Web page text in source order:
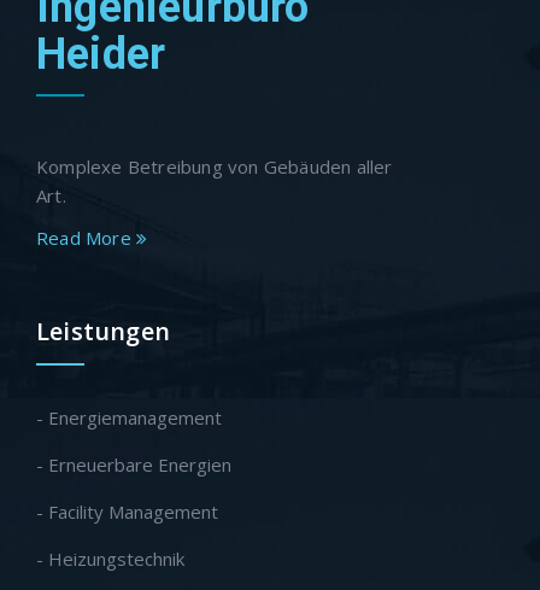
Heider
Komplexe Betreibung von Gebäuden aller
Art.
Read More
Leistungen
- Energiemanagement
- Erneuerbare Energien
- Facility Management
- Heizungstechnik